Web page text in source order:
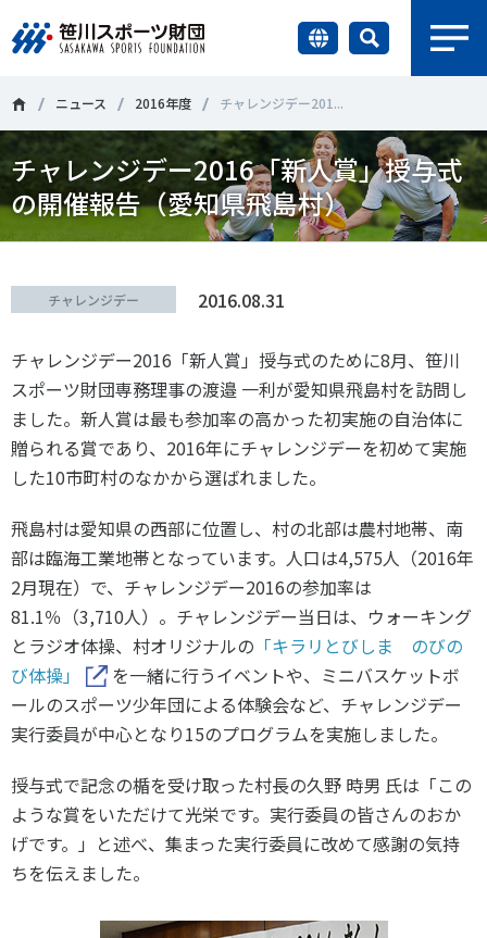
財団情報
研究員紹介
調査・研究
社会づくり
国際情報
知る学ぶ
ニュース
お問い合わせ・お申し込み
メールマガジン
会員登録
アクセス
＃誰が子どものスポーツをささえるのか ＃部活動
＃アクティブなまちづくり ＃日本人の身体活動と健康寿命
＃障害者スポーツ ＃スポーツ基本計画
調査・研究
スポーツ白書
政策提言
子どものスポーツ
障害者スポーツ
スポーツによるまちづくり
スポーツ・ガバナンス
スポーツボランティア
健康とスポーツ
ニュース 2016年度 チャレンジデー201...
チャレンジデー2016「新人賞」授与式
の開催報告（愛知県飛島村）
チャレンジデー 2016.08.31
チャレンジデー2016「新人賞」授与式のために8月、笹川
スポーツ財団専務理事の渡邉 一利が愛知県飛島村を訪問し
ました。新人賞は最も参加率の高かった初実施の自治体に
贈られる賞であり、2016年にチャレンジデーを初めて実施
した10市町村のなかから選ばれました。
飛島村は愛知県の西部に位置し、村の北部は農村地帯、南
部は臨海工業地帯となっています。人口は4,575人（2016年
2月現在）で、チャレンジデー2016の参加率は
81.1％（3,710人）。チャレンジデー当日は、ウォーキング
とラジオ体操、村オリジナルの 「キラリとびしま のびの
び体操」
を一緒に行うイベントや、ミニバスケットボ
ールのスポーツ少年団による体験会など、チャレンジデー
実行委員が中心となり15のプログラムを実施しました。
授与式で記念の楯を受け取った村長の久野 時男 氏は「この
ような賞をいただけて光栄です。実行委員の皆さんのおか
げです。」と述べ、集まった実行委員に改めて感謝の気持
ちを伝えました。